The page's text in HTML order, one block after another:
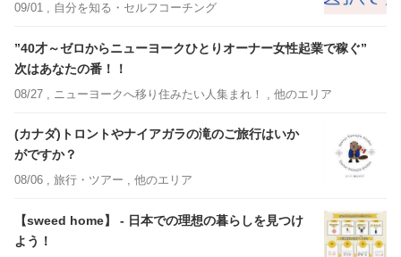
09/01 , 自分を知る・セルフコーチング
”40才～ゼロからニューヨークひとりオーナー女性起業で稼ぐ”
次はあなたの番！！
08/27 , ニューヨークへ移り住みたい人集まれ！ , 他のエリア
(カナダ)トロントやナイアガラの滝のご旅行はいか
がですか？
08/06 , 旅行・ツアー , 他のエリア
【sweed home】 - 日本での理想の暮らしを見つけ
よう！